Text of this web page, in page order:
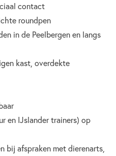
contact
roundpen
in de Peelbergen en langs
kast, overdekte
en IJslander trainers) op
bij afspraken met dierenarts,